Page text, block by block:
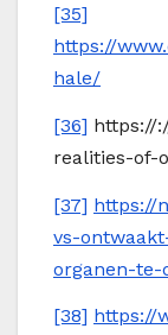
[35]
https://
hale/
[36] https://
realities-of-
[37] https://
vs-
organen-
[38] https://